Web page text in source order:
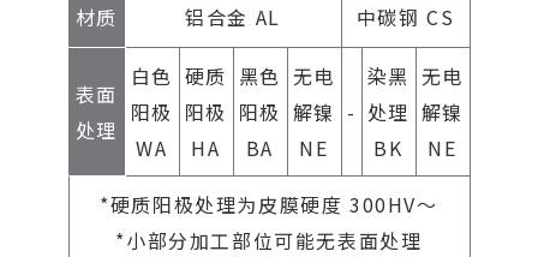
材质 铝合金 AL 中碳钢 CS
表面
处理
白色
阳极
WA
硬质
阳极
HA
黑色
阳极
BA
无电
解镍
NE
-
染黑
处理
BK
无电
解镍
NE
*硬质阳极处理为皮膜硬度 300HV～
*小部分加工部位可能无表面处理